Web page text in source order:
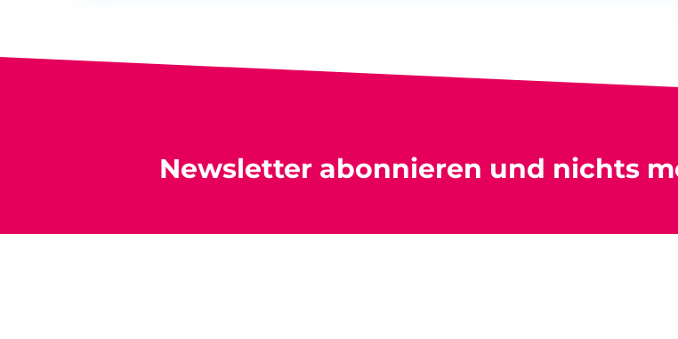
Newsletter abonnieren und nichts